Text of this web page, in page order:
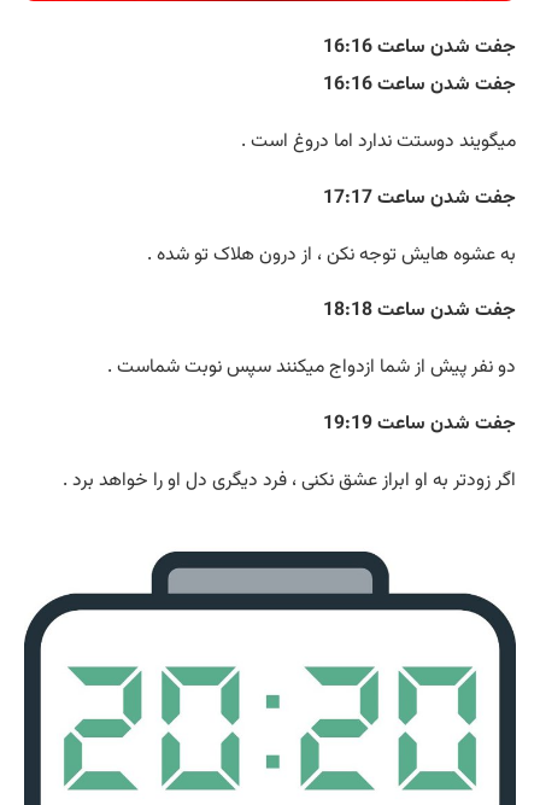
جفت شدن ساعت 16:16
جفت شدن ساعت 16:16
میگویند دوستت ندارد اما دروغ است .
جفت شدن ساعت 17:17
به عشوه هایش توجه نکن ، از درون هلاک تو شده .
جفت شدن ساعت 18:18
دو نفر پیش از شما ازدواج میکنند سپس نوبت شماست .
جفت شدن ساعت 19:19
اگر زودتر به او ابراز عشق نکنی ، فرد دیگری دل او را خواهد برد .